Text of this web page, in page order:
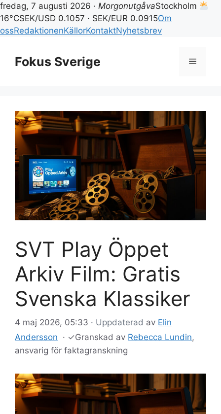
fredag, 7 augusti 2026 · MorgonutgåvaStockholm
16°CSEK/USD 0.1057 · SEK/EUR 0.0915Om
ossRedaktionenKällorKontaktNyhetsbrev
innehållFokus Sverige Meny
SVT Play Öppet
Arkiv Film: Gratis
Svenska Klassiker
4 maj 2026, 05:33 · Uppdaterad av Elin
Andersson · ✓Granskad av Rebecca Lundin,
ansvarig för faktagranskning